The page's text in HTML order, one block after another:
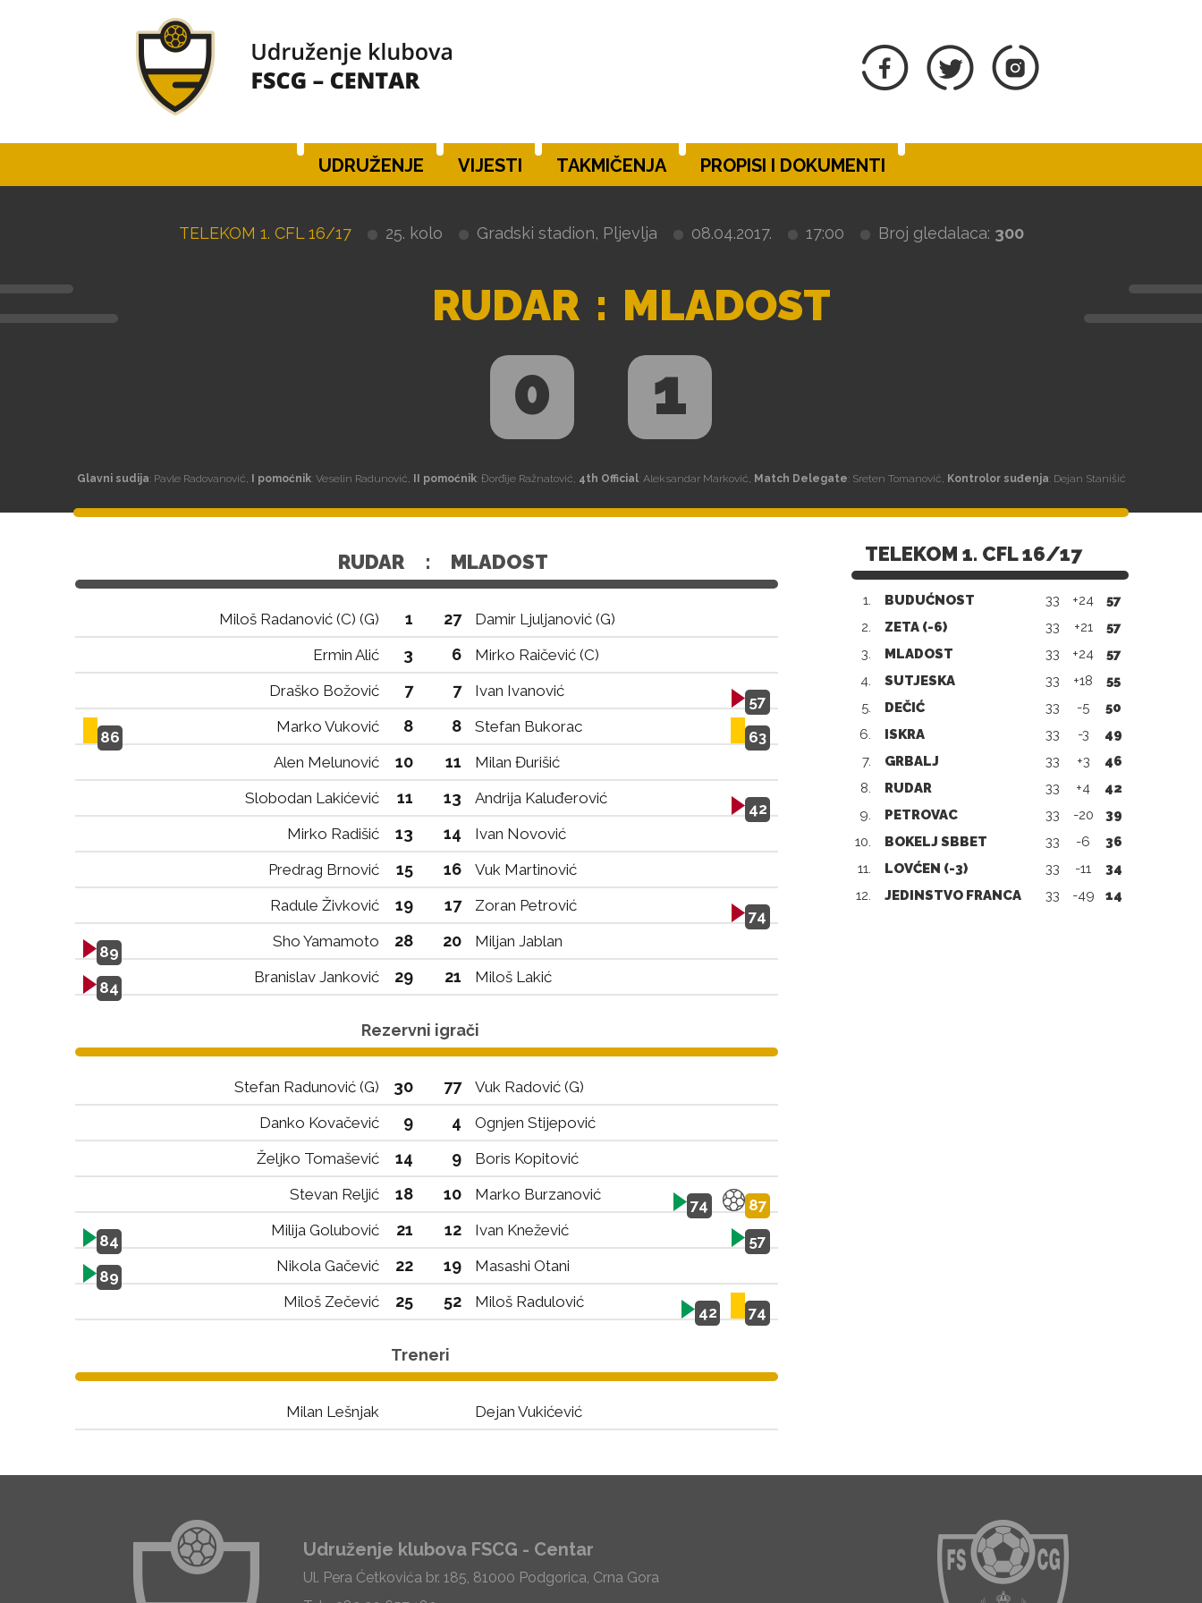
UDRUŽENJE VIJESTI TAKMIČENJA PROPISI I DOKUMENTI
TELEKOM 1. CFL 16/17 25. kolo Gradski stadion, Pljevlja 08.04.2017. 17:00 Broj gledalaca: 300
RUDAR : MLADOST
0 1
Glavni sudija: Pavle Radovanović, I pomoćnik: Veselin Radunović, II pomoćnik: Đorđije Ražnatović, 4th Official: Aleksandar Marković, Match Delegate: Sreten Tomanović, Kontrolor suđenja: Dejan Stanišić
RUDAR : MLADOST
Miloš Radanović (C) (G) 1 27
Damir Ljuljanović (G)
Ermin Alić
3 6
Mirko Raičević (C)
Draško Božović
7 7 Ivan Ivanović
57
86
Marko Vuković 8 8 Stefan Bukorac
63
Alen Melunović
10 11
Milan Đurišić
Slobodan Lakićević
11 13 Andrija Kaluđerović
42
Mirko Radišić
13 14
Ivan Novović
Predrag Brnović
15 16
Vuk Martinović
Radule Živković
19 17 Zoran Petrović
74
89
Sho Yamamoto 28 20 Miljan Jablan
84
Branislav Janković 29 21 Miloš Lakić
Rezervni igrači
Stefan Radunović (G) 30 77
Vuk Radović (G)
Danko Kovačević
9 4
Ognjen Stijepović
Željko Tomašević
14 9
Boris Kopitović
Stevan Reljić
18 10 Marko Burzanović
74
87
84
Milija Golubović 21 12 Ivan Knežević
57
89
Nikola Gačević 22 19
Masashi Otani
Miloš Zečević
25 52 Miloš Radulović
42 74
Treneri
Milan Lešnjak Dejan Vukićević
TELEKOM 1. CFL 16/17
1. BUDUĆNOST 33 +24
57
2.
ZETA (-6) 33 +21
57
3.
MLADOST 33 +24
57
4.
SUTJESKA 33 +18
55
5.
DEČIĆ 33 -5
50
6.
ISKRA 33 -3
49
7.
GRBALJ 33 +3
46
8.
RUDAR 33 +4
42
9.
PETROVAC 33 -20
39
10.
BOKELJ SBBET 33 -6
36
11.
LOVĆEN (-3) 33 -11
34
12.
JEDINSTVO FRANCA 33 -49 14
Udruženje klubova FSCG - Centar
Ul. Pera Ćetkovića br. 185, 81000 Podgorica, Crna Gora